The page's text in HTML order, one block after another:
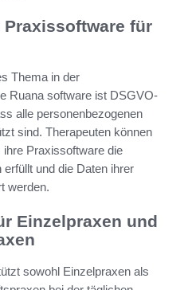
Praxissoftware für
Thema in der
Ruana software ist DSGVO-
alle personenbezogenen
sind. Therapeuten können
Praxissoftware die
und die Daten ihrer
werden.
Einzelpraxen und
sowohl Einzelpraxen als